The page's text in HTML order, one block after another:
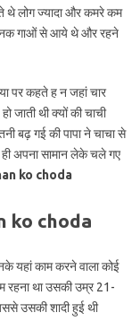
थे लोग ज्यादा और कमरे कम
गाओं से आये थे और रहने
पर कहते ह न जहां चार
जाती थी क्यों की चाची
बढ़ गई की पापा ने चाचा से
अपना सामान लेके चले गए
ko choda
ko choda
यहां काम करने वाला कोई
रहना था उसकी उम्र 21-
उसकी शादी हुई थी